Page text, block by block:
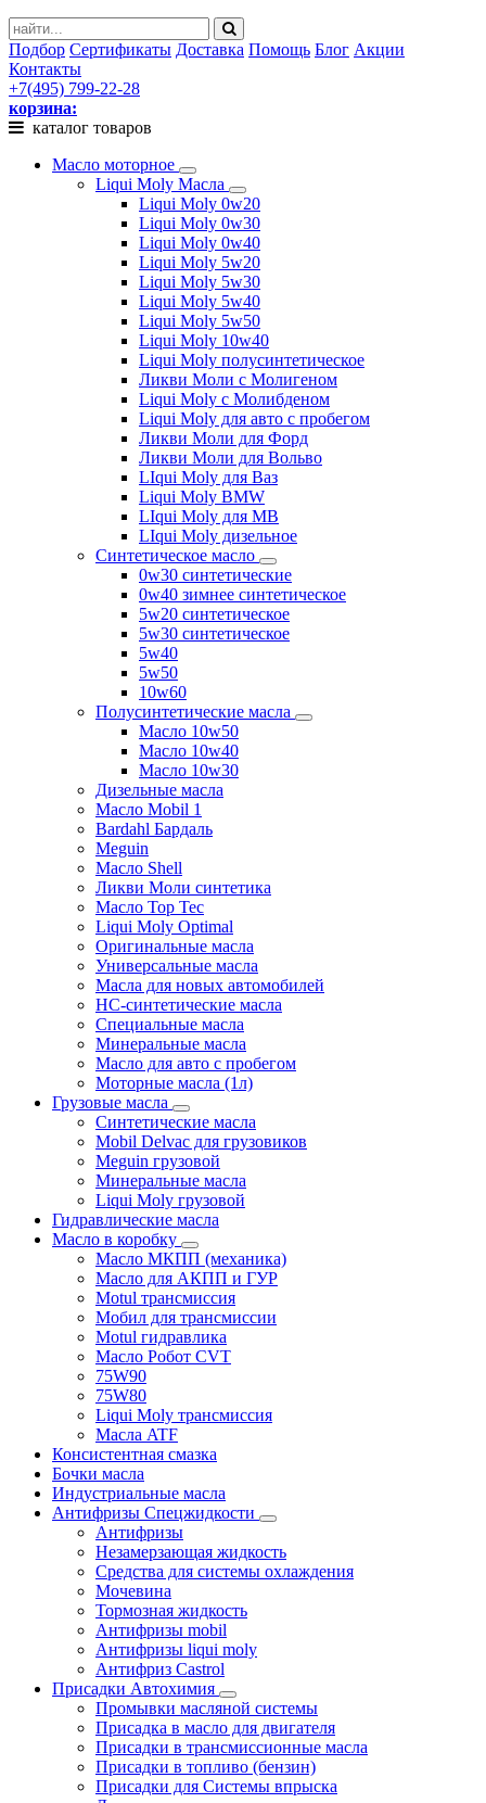
Подбор Сертификаты Доставка Помощь Блог Акции
Контакты
+7(495) 799-22-28
корзина:
каталог товаров
Масло моторное
Liqui Moly Масла
Liqui Moly 0w20
Liqui Moly 0w30
Liqui Moly 0w40
Liqui Moly 5w20
Liqui Moly 5w30
Liqui Moly 5w40
Liqui Moly 5w50
Liqui Moly 10w40
Liqui Moly полусинтетическое
Ликви Моли с Молигеном
Liqui Moly с Молибденом
Liqui Moly для авто с пробегом
Ликви Моли для Форд
Ликви Моли для Вольво
LIqui Moly для Ваз
Liqui Moly BMW
LIqui Moly для MB
LIqui Moly дизельное
Синтетическое масло
0w30 синтетические
0w40 зимнее синтетическое
5w20 синтетическое
5w30 синтетическое
5w40
5w50
10w60
Полусинтетические масла
Масло 10w50
Масло 10w40
Масло 10w30
Дизельные масла
Масло Mobil 1
Bardahl Бардаль
Meguin
Масло Shell
Ликви Моли синтетика
Масло Top Tec
Liqui Moly Optimal
Оригинальные масла
Универсальные масла
Масла для новых автомобилей
HC-синтетические масла
Специальные масла
Минеральные масла
Масло для авто с пробегом
Моторные масла (1л)
Грузовые масла
Синтетические масла
Mobil Delvac для грузовиков
Meguin грузовой
Минеральные масла
Liqui Moly грузовой
Гидравлические масла
Масло в коробку
Масло МКПП (механика)
Масло для АКПП и ГУР
Motul трансмиссия
Мобил для трансмиссии
Motul гидравлика
Масло Робот CVT
75W90
75W80
Liqui Moly трансмиссия
Масла ATF
Консистентная смазка
Бочки масла
Индустриальные масла
Антифризы Спецжидкости
Антифризы
Незамерзающая жидкость
Средства для системы охлаждения
Мочевина
Тормозная жидкость
Антифризы mobil
Антифризы liqui moly
Антифриз Castrol
Присадки Автохимия
Промывки масляной системы
Присадка в масло для двигателя
Присадки в трансмиссионные масла
Присадки в топливо (бензин)
Присадки для Системы впрыска